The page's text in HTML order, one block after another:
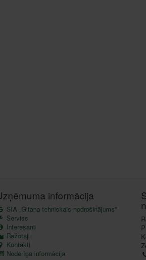
informācija
SIA „Gitana tehniskais nodrošinājums”
Serviss
Interesanti
Ražotāji
Kontakti
Noderīga informācija